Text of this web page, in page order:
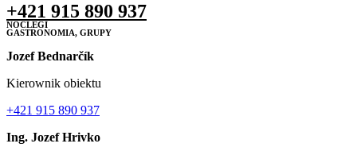
+421 915 890 937
NOCLEGI
GASTRONOMIA, GRUPY
Jozef Bednarčík
Kierownik obiektu
+421 915 890 937
Ing. Jozef Hrivko